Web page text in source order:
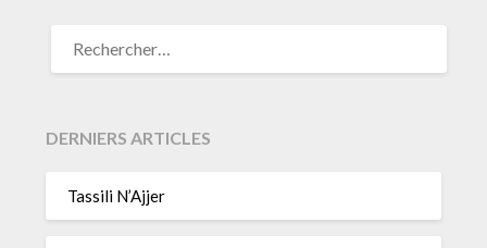
DERNIERS ARTICLES
Tassili N’Ajjer